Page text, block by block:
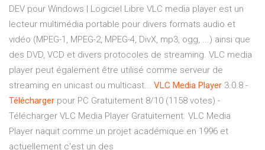
DEV pour Windows | Logiciel Libre VLC media player est un
lecteur multimédia portable pour divers formats audio et
vidéo (MPEG-1, MPEG-2, MPEG-4, DivX, mp3, ogg, ...) ainsi que
des DVD, VCD et divers protocoles de streaming. VLC media
player peut également être utilisé comme serveur de
streaming en unicast ou multicast... VLC Media Player 3.0.8 -
Télécharger pour PC Gratuitement 8/10 (1158 votes) -
Télécharger VLC Media Player Gratuitement. VLC Media
Player naquit comme un projet académique en 1996 et
actuellement c'est un des